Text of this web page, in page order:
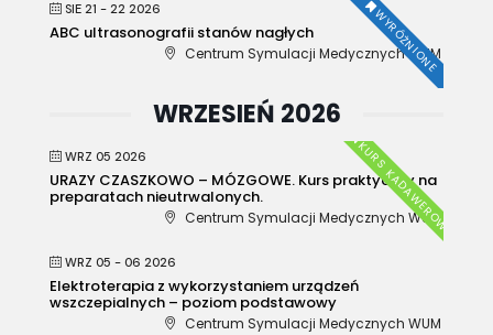
SIE 21 - 22 2026 WYRÓŻNIONE
ABC ultrasonografii stanów nagłych
Centrum Symulacji Medycznych WUM
WRZESIEŃ 2026
WRZ 05 2026 KURS KADAWEROWY
URAZY CZASZKOWO – MÓZGOWE. Kurs praktyczny na
preparatach nieutrwalonych.
Centrum Symulacji Medycznych WUM
WRZ 05 - 06 2026
Elektroterapia z wykorzystaniem urządzeń
wszczepialnych – poziom podstawowy
Centrum Symulacji Medycznych WUM